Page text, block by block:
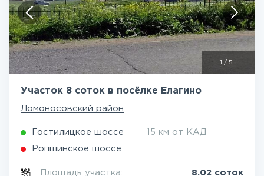
/ 5
Участок 8 соток в посёлке Елагино
Ломоносовский район
Гостилицкое шоссе 15 км от КАД
Ропшинское шоссе
Площадь участка: 8.02 соток